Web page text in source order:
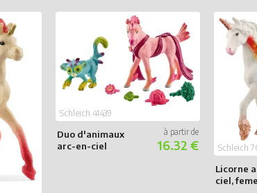
Duo d'animaux
arc-en-ciel
Schleich 41439
16.32 €
Licorne
ciel,
Schleich